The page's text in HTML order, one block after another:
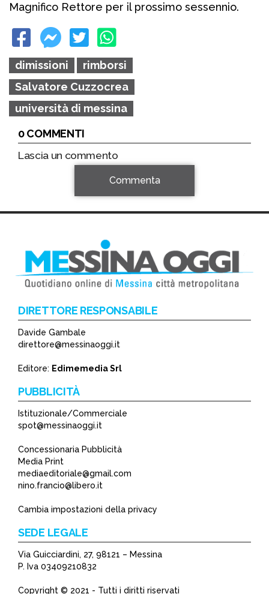
Magnifico Rettore per il prossimo sessennio.
dimissioni
rimborsi
Salvatore Cuzzocrea
università di messina
0 COMMENTI
Lascia un commento
*
Commenta
DIRETTORE RESPONSABILE
Davide Gambale
direttore@messinaoggi.it
Editore: Edimemedia Srl
PUBBLICITÀ
Istituzionale/Commerciale
spot@messinaoggi.it
Concessionaria Pubblicità
Media Print
mediaeditoriale@gmail.com
nino.francio@libero.it
Cambia impostazioni della privacy
SEDE LEGALE
Via Guicciardini, 27, 98121 – Messina
P. Iva 03409210832
Copyright © 2021 - Tutti i diritti riservati